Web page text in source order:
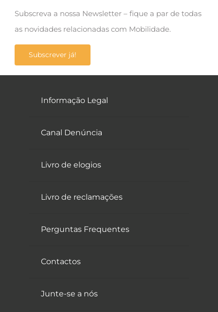
Subscreva a nossa Newsletter – fique a par de todas
as novidades relacionadas com Mobilidade.
Subscrever já!
Informação Legal
Canal Denúncia
Livro de elogios
Livro de reclamações
Perguntas Frequentes
Contactos
Junte-se a nós